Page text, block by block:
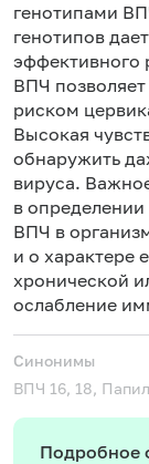
генотипами
генотипов
эффективного
ВПЧ
риском
Высокая
обнаружить
вируса.
в определении
ВПЧ в
и о характере
хронической
ослабление
Синонимы
ВПЧ 16, 18,
Подробное